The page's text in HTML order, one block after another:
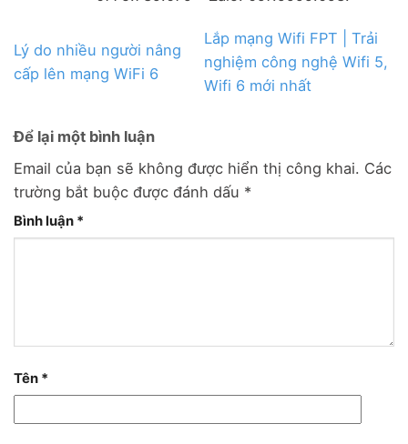
Lý do nhiều người nâng
cấp lên mạng WiFi 6
Lắp mạng Wifi FPT | Trải
nghiệm công nghệ Wifi 5,
Wifi 6 mới nhất
Để lại một bình luận
Email của bạn sẽ không được hiển thị công khai. Các
trường bắt buộc được đánh dấu *
Bình luận *
Tên *